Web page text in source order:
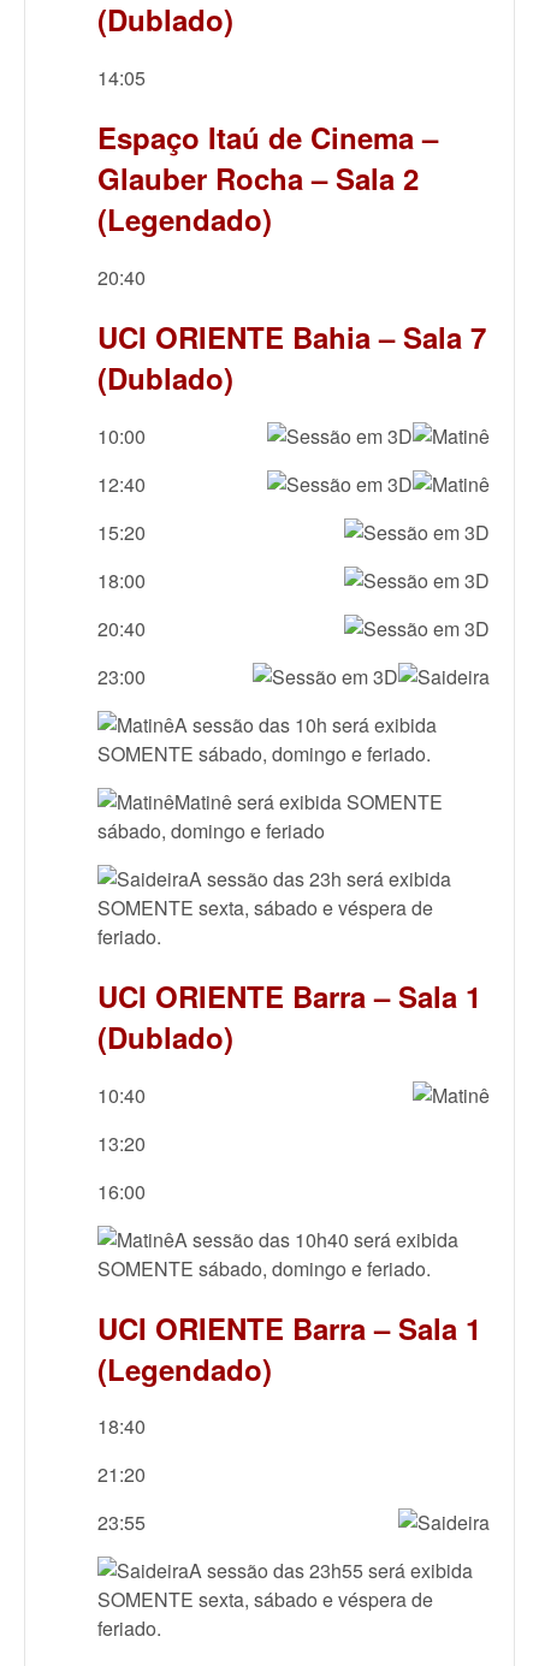
(Dublado)
14:05
Espaço Itaú de Cinema –
Glauber Rocha – Sala 2
(Legendado)
20:40
UCI ORIENTE Bahia – Sala 7
(Dublado)
10:00
12:40
15:20
18:00
20:40
23:00
A sessão das 10h será exibida
SOMENTE sábado, domingo e feriado.
Matinê será exibida SOMENTE
sábado, domingo e feriado
A sessão das 23h será exibida
SOMENTE sexta, sábado e véspera de
feriado.
UCI ORIENTE Barra – Sala 1
(Dublado)
10:40
13:20
16:00
A sessão das 10h40 será exibida
SOMENTE sábado, domingo e feriado.
UCI ORIENTE Barra – Sala 1
(Legendado)
18:40
21:20
23:55
A sessão das 23h55 será exibida
SOMENTE sexta, sábado e véspera de
feriado.